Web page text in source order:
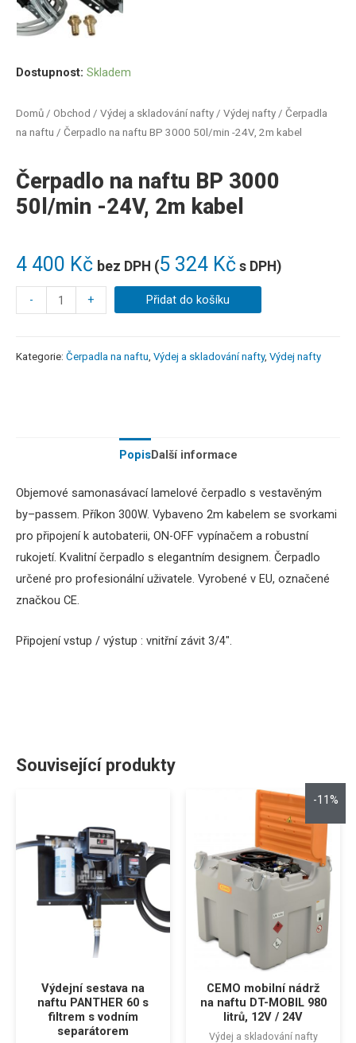
Domů / Obchod / Výdej a skladování nafty / Výdej nafty / Čerpadla
na naftu / Čerpadlo na naftu BP 3000 50l/min -24V, 2m kabel
Čerpadlo na naftu BP 3000
50l/min -24V, 2m kabel
4 400 Kč bez DPH (5 324 Kč s DPH)
Dostupnost: Skladem
- + Přidat do košíku
Kategorie: Čerpadla na naftu Výdej a skladování nafty, Výdej nafty
PopisDalší informace
Objemové samonasávací lamelové čerpadlo s vestavěným
by–passem. Příkon 300W. Vybaveno 2m kabelem se svorkami
pro připojení k autobaterii, ON-OFF vypínačem a robustní
rukojetí. Kvalitní čerpadlo s elegantním designem. Čerpadlo
určené pro profesionální uživatele. Vyrobené v EU, označené
značkou CE.
Připojení vstup / výstup : vnitřní závit 3/4″.
Související produkty
Výdejní sestava na
naftu PANTHER 60 s
filtrem s vodním
separátorem
-11%
CEMO mobilní nádrž
na naftu DT-MOBIL 980
litrů, 12V / 24V
Výdej a skladování nafty